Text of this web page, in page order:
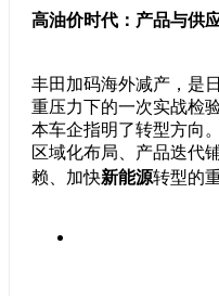
高油价时代：产品与供
丰田加码海外减产，是
重压力下的一次实战检
本车企指明了转型方向
区域化布局、产品迭代
赖、加快新能源转型的